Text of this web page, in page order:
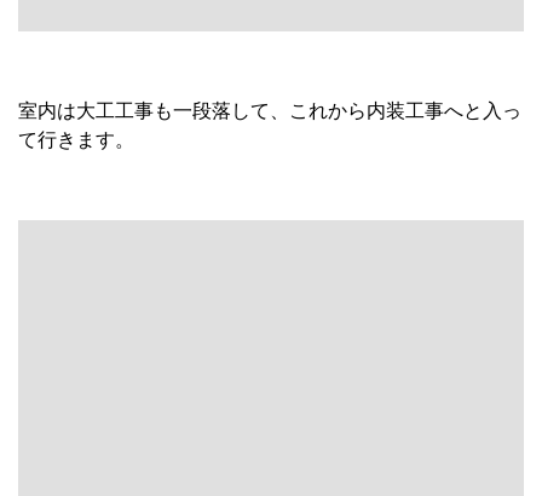
室内は大工工事も一段落して、これから内装工事へと入っ
て行きます。